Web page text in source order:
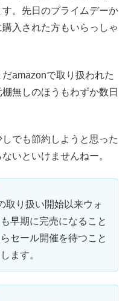
。先日のプライムデーか
入された方もいらっしゃ
amazonで取り扱われた
無しのほうもわずか数日
でも節約しようと思った
いといけませんねー。
取り扱い開始以来ウォ
早期に完売になること
セール開催を待つこと
ます。